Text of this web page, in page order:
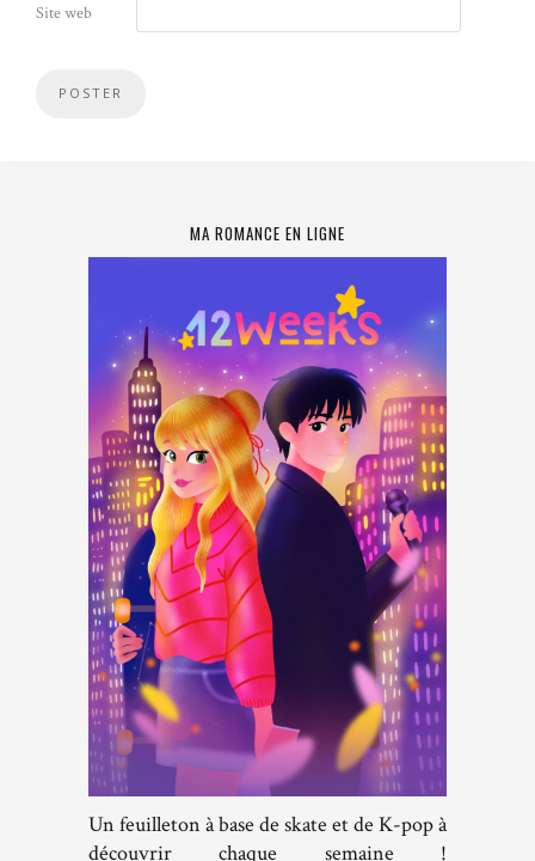
Site web
MA ROMANCE EN LIGNE
Un feuilleton à base de skate et de K-pop à
découvrir chaque semaine !